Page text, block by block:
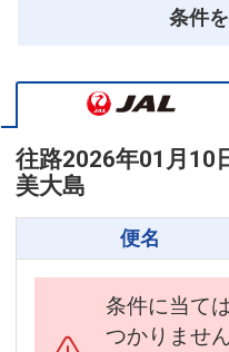
条件
往路2026年01月10
美大島
便名
条件に当て
つかりませ